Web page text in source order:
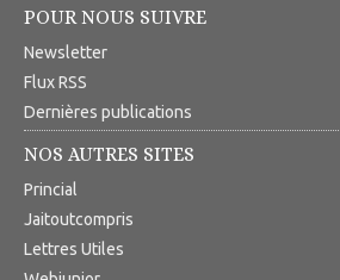
POUR NOUS SUIVRE
Newsletter
Flux RSS
Dernières publications
NOS AUTRES SITES
Princial
Jaitoutcompris
Lettres Utiles